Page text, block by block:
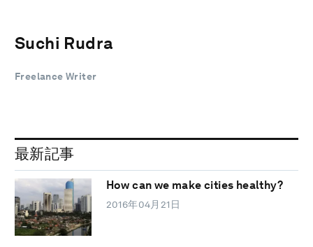
Suchi Rudra
Freelance Writer
最新記事
How can we make cities healthy?
2016年04月21日